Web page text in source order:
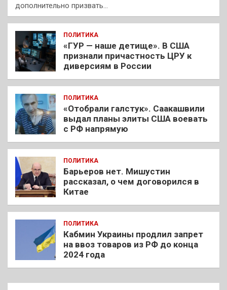
дополнительно призвать…
ПОЛИТИКА
«ГУР — наше детище». В США
признали причастность ЦРУ к
диверсиям в России
ПОЛИТИКА
«Отобрали галстук». Саакашвили
выдал планы элиты США воевать
с РФ напрямую
ПОЛИТИКА
Барьеров нет. Мишустин
рассказал, о чем договорился в
Китае
ПОЛИТИКА
Кабмин Украины продлил запрет
на ввоз товаров из РФ до конца
2024 года